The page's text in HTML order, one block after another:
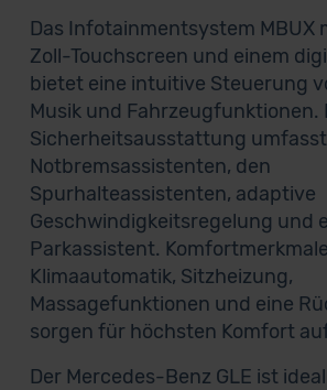
Das Infotainmentsystem MBUX
Zoll-Touchscreen und einem
bietet eine intuitive Steuerung
Musik und Fahrzeugfunktionen.
Sicherheitsausstattung
Notbremsassistenten, den
Spurhalteassistenten, adaptive
Geschwindigkeitsregelung und
Parkassistent.
Klimaautomatik, Sitzheizung,
Massagefunktionen und eine
sorgen für höchsten Komfort
Der Mercedes-Benz GLE ist